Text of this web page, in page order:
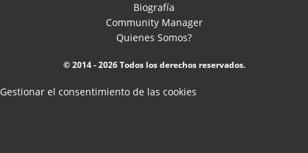
Biografía
Community Manager
Quienes Somos?
© 2014 - 2026 Todos los derechos reservados.
Gestionar el consentimiento de las cookies